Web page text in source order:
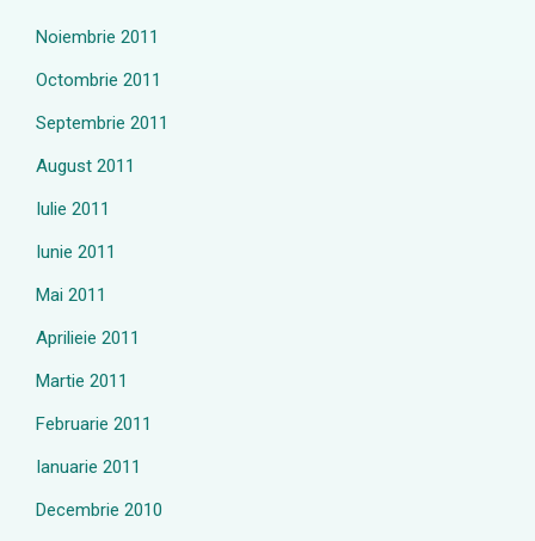
Noiembrie 2011
Octombrie 2011
Septembrie 2011
August 2011
Iulie 2011
Iunie 2011
Mai 2011
Aprilieie 2011
Martie 2011
Februarie 2011
Ianuarie 2011
Decembrie 2010